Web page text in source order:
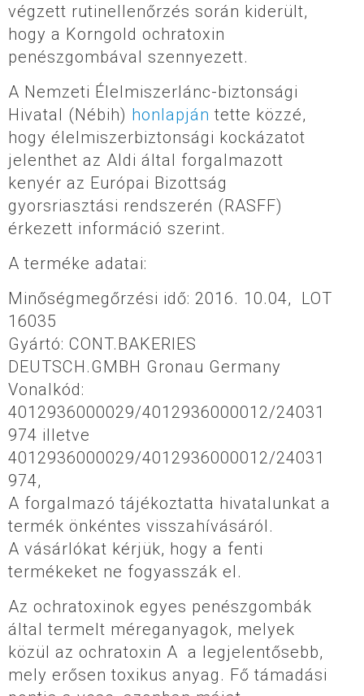
végzett rutinellenőrzés során kiderült,
hogy a Korngold ochratoxin
penészgombával szennyezett.
A Nemzeti Élelmiszerlánc-biztonsági
Hivatal (Nébih) honlapján tette közzé,
hogy élelmiszerbiztonsági kockázatot
jelenthet az Aldi által forgalmazott
kenyér az Európai Bizottság
gyorsriasztási rendszerén (RASFF)
érkezett információ szerint.
A terméke adatai:
Minőségmegőrzési idő: 2016. 10.04, LOT
16035
Gyártó: CONT.BAKERIES
DEUTSCH.GMBH Gronau Germany
Vonalkód:
4012936000029/4012936000012/24031
974 illetve
4012936000029/4012936000012/24031
974,
A forgalmazó tájékoztatta hivatalunkat a
termék önkéntes visszahívásáról.
A vásárlókat kérjük, hogy a fenti
termékeket ne fogyasszák el.
Az ochratoxinok egyes penészgombák
által termelt méreganyagok, melyek
közül az ochratoxin A a legjelentősebb,
mely erősen toxikus anyag. Fő támadási